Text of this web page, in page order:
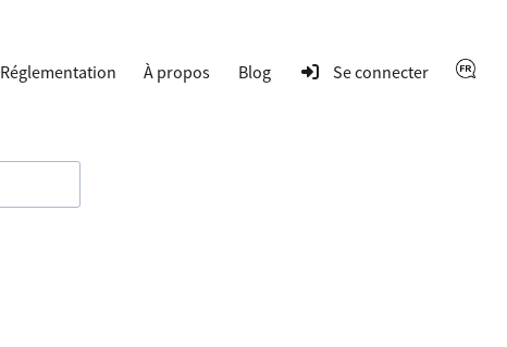
Réglementation À propos Blog Se connecter